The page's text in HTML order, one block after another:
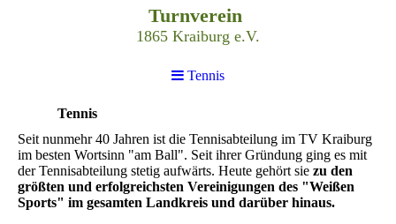
Turnverein
1865 Kraiburg e.V.
Tennis
Tennis
Seit nunmehr 40 Jahren ist die Tennisabteilung im TV Kraiburg
im besten Wortsinn "am Ball". Seit ihrer Gründung ging es mit
der Tennisabteilung stetig aufwärts. Heute gehört sie zu den
größten und erfolgreichsten Vereinigungen des "Weißen
Sports" im gesamten Landkreis und darüber hinaus.